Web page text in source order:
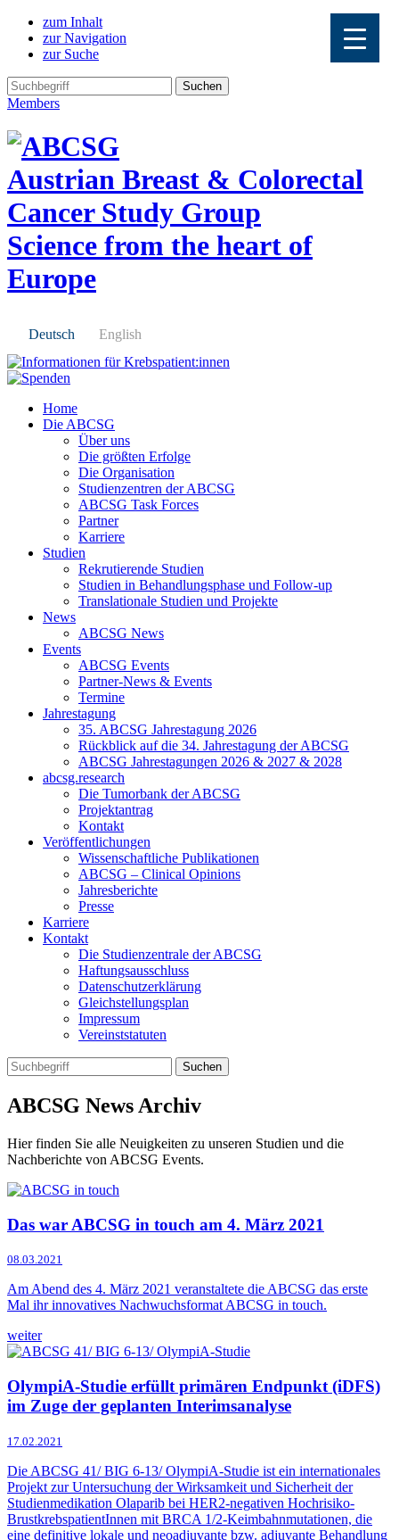
zum Inhalt
zur Navigation
zur Suche
Members
Austrian Breast & Colorectal
Cancer Study Group
Science from the heart of
Europe
Deutsch English
Home
Die ABCSG
Über uns
Die größten Erfolge
Die Organisation
Studienzentren der ABCSG
ABCSG Task Forces
Partner
Karriere
Studien
Rekrutierende Studien
Studien in Behandlungsphase und Follow-up
Translationale Studien und Projekte
News
ABCSG News
Events
ABCSG Events
Partner-News & Events
Termine
Jahrestagung
35. ABCSG Jahrestagung 2026
Rückblick auf die 34. Jahrestagung der ABCSG
ABCSG Jahrestagungen 2026 & 2027 & 2028
abcsg.research
Die Tumorbank der ABCSG
Projektantrag
Kontakt
Veröffentlichungen
Wissenschaftliche Publikationen
ABCSG – Clinical Opinions
Jahresberichte
Presse
Karriere
Kontakt
Die Studienzentrale der ABCSG
Haftungsausschluss
Datenschutzerklärung
Gleichstellungsplan
Impressum
Vereinststatuten
ABCSG News Archiv
Hier finden Sie alle Neuigkeiten zu unseren Studien und die
Nachberichte von ABCSG Events.
Das war ABCSG in touch am 4. März 2021
08.03.2021
Am Abend des 4. März 2021 veranstaltete die ABCSG das erste
Mal ihr innovatives Nachwuchsformat ABCSG in touch.
weiter
OlympiA-Studie erfüllt primären Endpunkt (iDFS)
im Zuge der geplanten Interimsanalyse
17.02.2021
Die ABCSG 41/ BIG 6-13/ OlympiA-Studie ist ein internationales
Projekt zur Untersuchung der Wirksamkeit und Sicherheit der
Studienmedikation Olaparib bei HER2-negativen Hochrisiko-
BrustkrebspatientInnen mit BRCA 1/2-Keimbahnmutationen, die
eine definitive lokale und neoadjuvante bzw. adjuvante Behandlung